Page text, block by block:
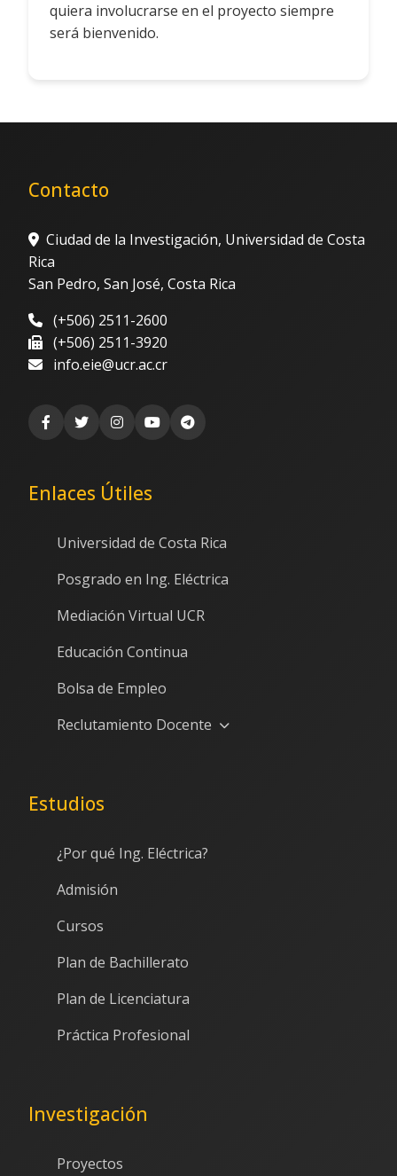
quiera involucrarse en el proyecto siempre
será bienvenido.
Contacto
Ciudad de la Investigación, Universidad de Costa
Rica
San Pedro, San José, Costa Rica
(+506) 2511-2600
(+506) 2511-3920
info.eie@ucr.ac.cr
Enlaces Útiles
Universidad de Costa Rica
Posgrado en Ing. Eléctrica
Mediación Virtual UCR
Educación Continua
Bolsa de Empleo
Reclutamiento Docente
Estudios
¿Por qué Ing. Eléctrica?
Admisión
Cursos
Plan de Bachillerato
Plan de Licenciatura
Práctica Profesional
Investigación
Proyectos